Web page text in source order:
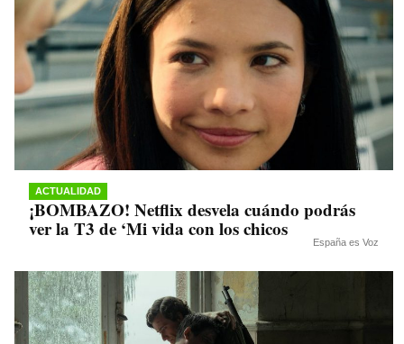
ACTUALIDAD
¡BOMBAZO! Netflix desvela cuándo podrás
ver la T3 de ‘Mi vida con los chicos
España es Voz